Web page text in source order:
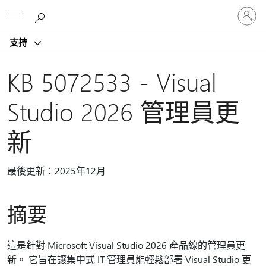
支持
登
入
您
KB 5072533 - Visual
Studio 2026 管理員更
新
最後更新：2025年12月
摘要
這是針對 Microsoft Visual Studio 2026 產品線的管理員更
新。 它旨在讓集中式 IT 管理員能輕鬆部署 Visual Studio 更